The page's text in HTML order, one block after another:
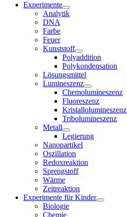
Experimente
Analytik
DNA
Farbe
Feuer
Kunststoff
Polyaddition
Polykondensation
Lösungsmittel
Lumineszenz
Chemolumineszenz
Fluoreszenz
Kristallolumineszenz
Tribolumineszenz
Metall
Legierung
Nanopartikel
Oszillation
Redoxreaktion
Sprengstoff
Wärme
Zeitreaktion
Experimente für Kinder
Biologie
Chemie